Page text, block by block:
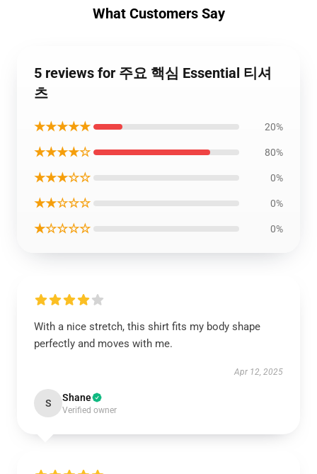
What Customers Say
5 reviews for 주요 핵심 Essential 티셔
츠
★★★★★ 20%
★★★★☆ 80%
★★★☆☆ 0%
★★☆☆☆ 0%
★☆☆☆☆ 0%
With a nice stretch, this shirt fits my body shape
perfectly and moves with me.
Apr 12, 2025
S Shane
Verified owner